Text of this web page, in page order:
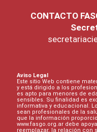
CONTACTO
Aviso Legal
Este sitio Web contiene
y está dirigido a los
es apto para menores de
sensibles. Su finalidad es
informativa y educacional.
sean profesionales de la
que la información
www.fasgo.org.ar debe
reemplazar, la relación con